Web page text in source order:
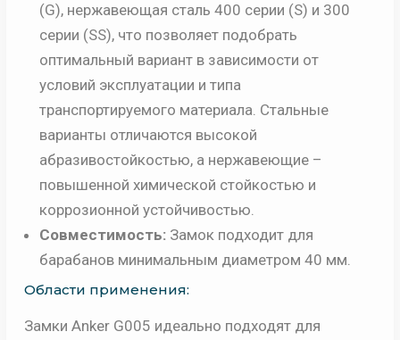
(G), нержавеющая сталь 400 серии (S) и 300
серии (SS), что позволяет подобрать
оптимальный вариант в зависимости от
условий эксплуатации и типа
транспортируемого материала. Стальные
варианты отличаются высокой
абразивостойкостью, а нержавеющие –
повышенной химической стойкостью и
коррозионной устойчивостью.
Совместимость:Замок подходит для
барабанов минимальным диаметром 40 мм.
Области применения:
Замки Anker G005 идеально подходят для